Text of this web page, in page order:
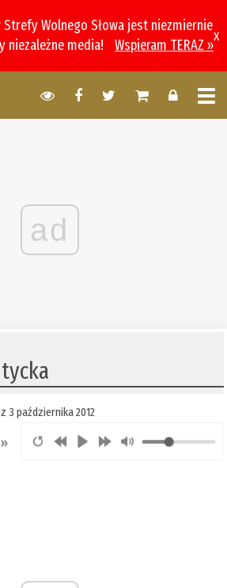
Wolnego Słowa jest niezmiernie
niezależne media!
Wspieram TERAZ »
x
ad
3 października 2012